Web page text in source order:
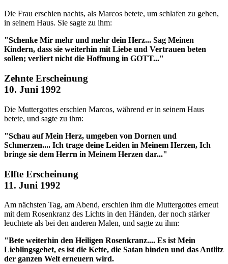
Die Frau erschien nachts, als Marcos betete, um schlafen zu gehen,
in seinem Haus. Sie sagte zu ihm:
"Schenke Mir mehr und mehr dein Herz... Sag Meinen
Kindern, dass sie weiterhin mit Liebe und Vertrauen beten
sollen; verliert nicht die Hoffnung in GOTT..."
Zehnte Erscheinung
10. Juni 1992
Die Muttergottes erschien Marcos, während er in seinem Haus
betete, und sagte zu ihm:
"Schau auf Mein Herz, umgeben von Dornen und
Schmerzen.... Ich trage deine Leiden in Meinem Herzen, Ich
bringe sie dem Herrn in Meinem Herzen dar..."
Elfte Erscheinung
11. Juni 1992
Am nächsten Tag, am Abend, erschien ihm die Muttergottes erneut
mit dem Rosenkranz des Lichts in den Händen, der noch stärker
leuchtete als bei den anderen Malen, und sagte zu ihm:
"Bete weiterhin den Heiligen Rosenkranz.... Es ist Mein
Lieblingsgebet, es ist die Kette, die Satan binden und das Antlitz
der ganzen Welt erneuern wird.